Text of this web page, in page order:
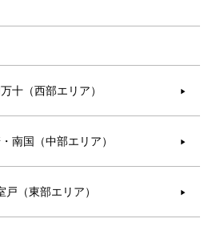
十（西部エリア） ▶︎
南国（中部エリア） ▶︎
戸（東部エリア） ▶︎